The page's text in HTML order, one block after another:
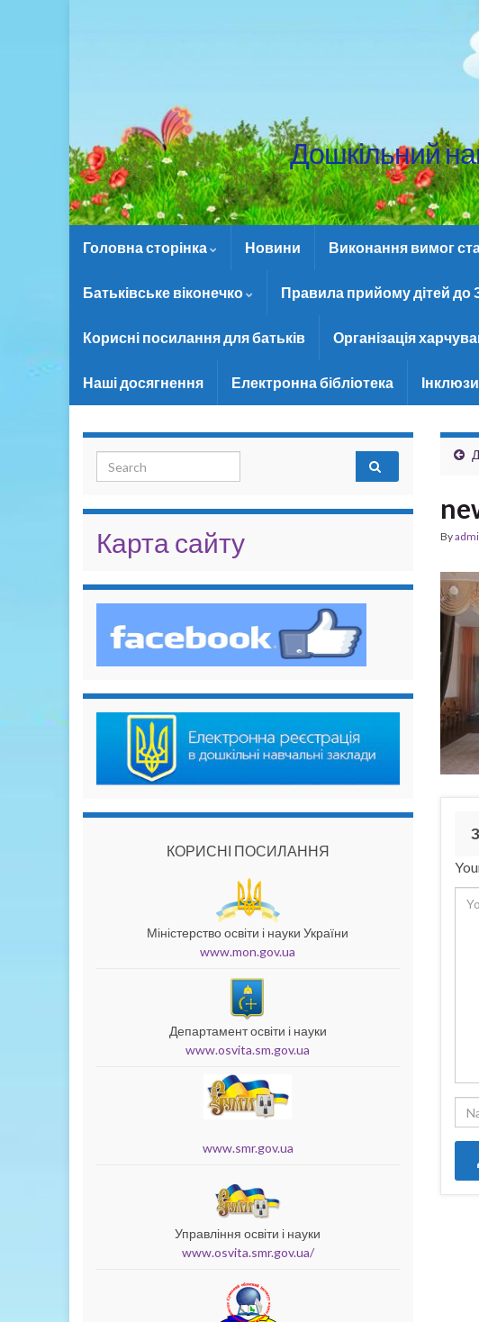
Дошкільний
Головна сторінка Новини Виконання вимог
Батьківське віконечко Правила прийому дітей до
Корисні посилання для батьків Організація
Наші досягнення Електронна бібліотека
By
Search for:
Карта сайту
КОРИСНІ ПОСИЛАННЯ
Міністерство освіти і науки України
www.mon.gov.ua
Департамент освіти і науки
www.osvita.sm.gov.ua
www.smr.gov.ua
Управління освіти і науки
www.osvita.smr.gov.ua/